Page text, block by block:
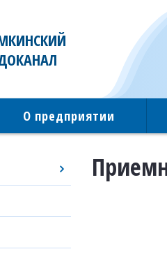
О предприятии